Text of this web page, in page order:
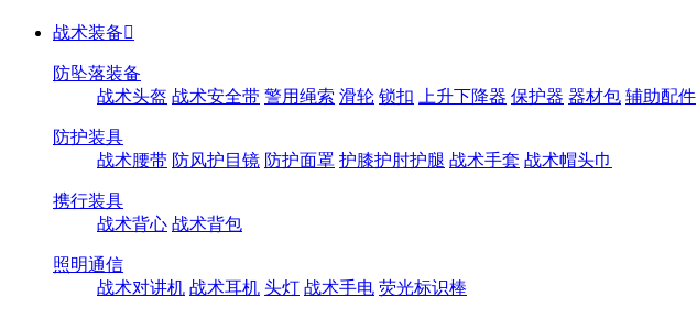
战术装备
防坠落装备
战术头盔 战术安全带 警用绳索 滑轮 锁扣 上升下降器 保护器 器材包 辅助配件
防护装具
战术腰带 防风护目镜 防护面罩 护膝护肘护腿 战术手套 战术帽头巾
携行装具
战术背心 战术背包
照明通信
战术对讲机 战术耳机 头灯 战术手电 荧光标识棒